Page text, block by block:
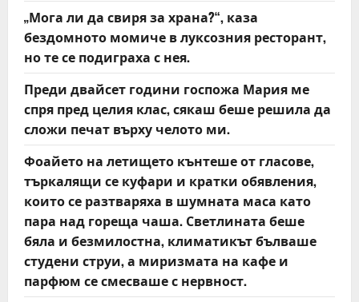
„Мога ли да свиря за храна?“, каза
бездомното момиче в луксозния ресторант,
но те се подиграха с нея.
Преди двайсет години госпожа Мария ме
спря пред целия клас, сякаш беше решила да
сложи печат върху челото ми.
Фоайето на летището кънтеше от гласове,
търкалящи се куфари и кратки обявления,
които се разтваряха в шумната маса като
пара над гореща чаша. Светлината беше
бяла и безмилостна, климатикът бълваше
студени струи, а миризмата на кафе и
парфюм се смесваше с нервност.